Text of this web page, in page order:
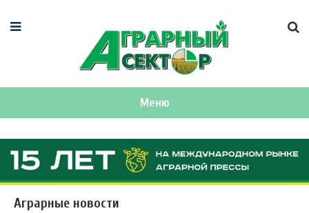
Меню
Аграрные новости